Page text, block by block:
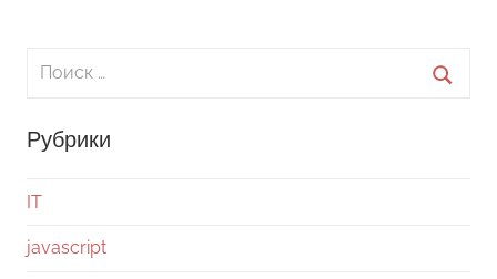
Поиск
Рубрики
IT
javascript